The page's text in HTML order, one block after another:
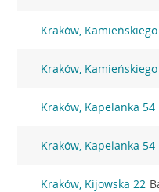
Kraków, Kamieńskiego
Kraków, Kamieńskiego
Kraków, Kapelanka 54
Kraków, Kapelanka 54
Kraków, Kijowska 22